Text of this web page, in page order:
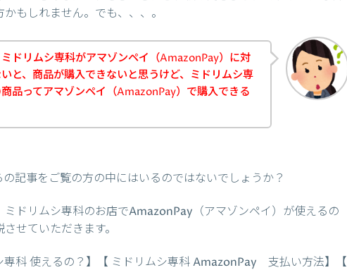
もしれません。でも、、、。
ドリムシ専科がアマゾンペイ（AmazonPay）に対
と、商品が購入できないと思うけど、ミドリムシ専
品ってアマゾンペイ（AmazonPay）で購入できる
記事をご覧の方の中にはいるのではないでしょうか？
ミドリムシ専科のお店でAmazonPay（アマゾンペイ）が使えるの
せていただきます。
専科 使えるの？】【 ミドリムシ専科 AmazonPay 支払い方法】【